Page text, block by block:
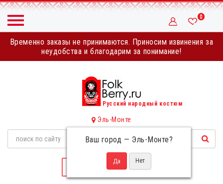
Временно заказы не принимаются. Приносим извинения за
неудобства и благодарим за понимание!
0
Русский народный костюм
Эль-Монте
Ваш город — Эль-Монте?
НАПИСАТЬ НАМ